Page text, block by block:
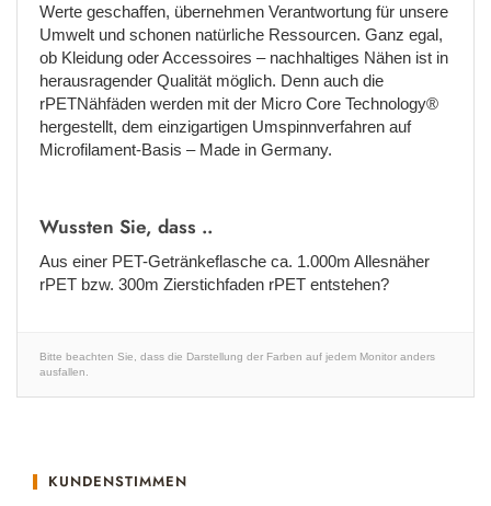
Werte geschaffen, übernehmen Verantwortung für unsere
Umwelt und schonen natürliche Ressourcen. Ganz egal,
ob Kleidung oder Accessoires – nachhaltiges Nähen ist in
herausragender Qualität möglich. Denn auch die
rPETNähfäden werden mit der Micro Core Technology®
hergestellt, dem einzigartigen Umspinnverfahren auf
Microfilament-Basis – Made in Germany.
Wussten Sie, dass ..
Aus einer PET-Getränkeflasche ca. 1.000m Allesnäher
rPET bzw. 300m Zierstichfaden rPET entstehen?
Bitte beachten Sie, dass die Darstellung der Farben auf jedem Monitor anders
ausfallen.
KUNDENSTIMMEN